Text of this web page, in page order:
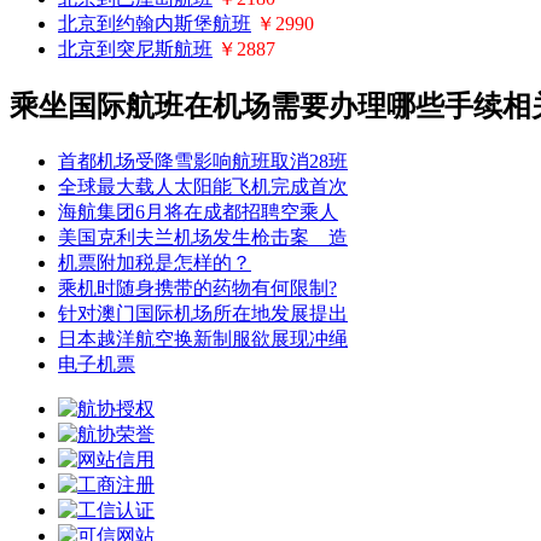
北京到约翰内斯堡航班 ￥2990
北京到突尼斯航班 ￥2887
乘坐国际航班在机场需要办理哪些手续相
首都机场受降雪影响航班取消28班
全球最大载人太阳能飞机完成首次
海航集团6月将在成都招聘空乘人
美国克利夫兰机场发生枪击案 造
机票附加税是怎样的？
乘机时随身携带的药物有何限制?
针对澳门国际机场所在地发展提出
日本越洋航空换新制服欲展现冲绳
电子机票